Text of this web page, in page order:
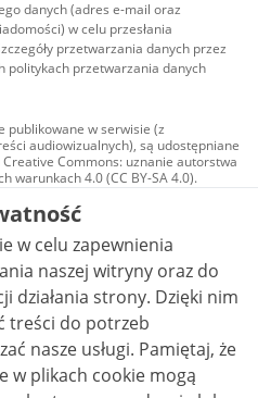
danych (adres e-mail oraz
w celu przesłania
przetwarzania danych przez
politykach przetwarzania danych
publikowane w serwisie (z
audiowizualnych), są udostępniane
Commons: uznanie autorstwa
warunkach 4.0 (CC BY-SA 4.0).
w tym zdjęcia, materiały
udostępniane na licencji typu
uznanie autorstwa użycie
bez utworów zależnych 4.0 (CC BY-
nie jest to stwierdzone inaczej.
w celu zapewnienia
naszej witryny oraz do
strony. Dzięki nim
treści do potrzeb
usługi. Pamiętaj, że
w plikach cookie mogą